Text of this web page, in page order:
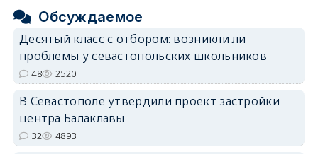
Обсуждаемое
Десятый класс с отбором: возникли ли
проблемы у севастопольских школьников
48 2520
В Севастополе утвердили проект застройки
центра Балаклавы
32 4893